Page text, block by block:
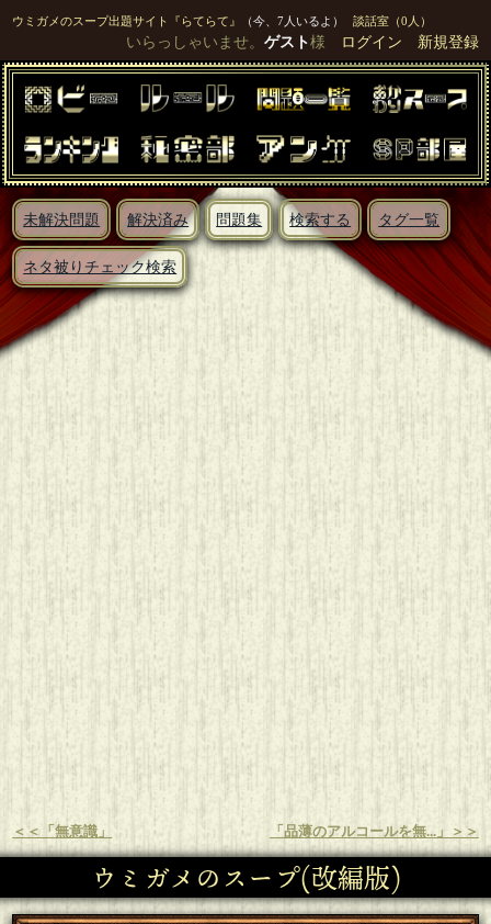
ウミガメのスープ出題サイト『らてらて』 （今、7人いるよ） 談話室（0人）
いらっしゃいませ。 ゲスト様 ログイン 新規登録
未解決問題 解決済み 問題集 検索する タグ一覧
ネタ被りチェック検索
＜＜「無意識」 「品薄のアルコールを無...」＞＞
ウミガメのスープ(改編版)